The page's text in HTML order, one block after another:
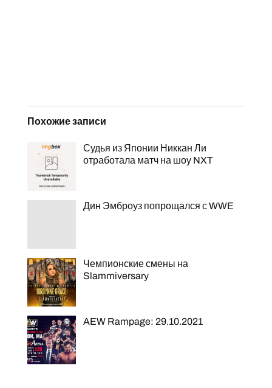
Похожие записи
Судья из Японии Никкан Ли
отработала матч на шоу NXT
Дин Эмброуз попрощался с WWE
Чемпионские смены на
Slammiversary
AEW Rampage: 29.10.2021